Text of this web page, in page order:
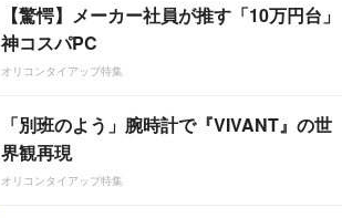
【驚愕】メーカー社員が推す「10万円台」
神コスパPC
オリコンタイアップ特集
「別班のよう」腕時計で『VIVANT』の世
界観再現
オリコンタイアップ特集